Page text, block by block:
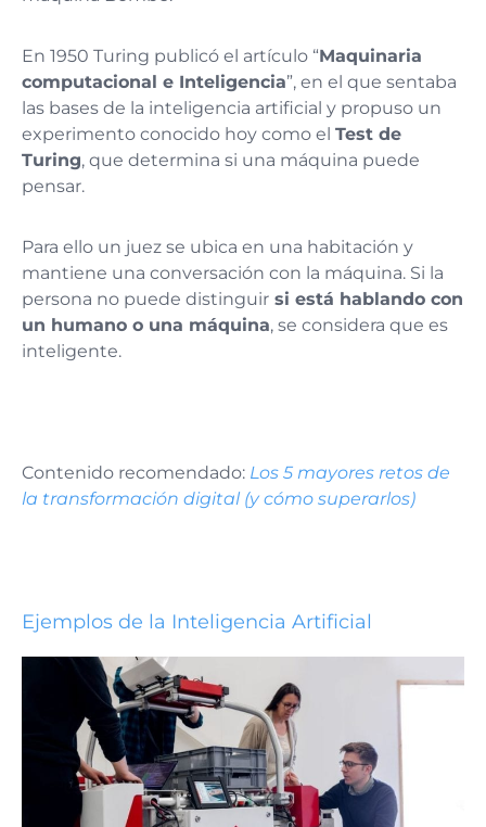
En 1950 Turing publicó el artículo “Maquinaria
computacional e Inteligencia”, en el que sentaba
las bases de la inteligencia artificial y propuso un
experimento conocido hoy como el Test de
Turing, que determina si una máquina puede
pensar.
Para ello un juez se ubica en una habitación y
mantiene una conversación con la máquina. Si la
persona no puede distinguir si está hablando con
un humano o una máquina, se considera que es
inteligente.
Contenido recomendado: Los 5 mayores retos de
la transformación digital (y cómo superarlos)
Ejemplos de la Inteligencia Artificial